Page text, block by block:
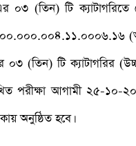
০৩ (তিন) টি
০৩ (তিন) টি
পরীক্ষা আগামী ২৫-১০-
অনুষ্ঠিত হবে।